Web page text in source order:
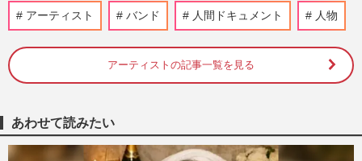
【独自】人気バンド『フォーリミ』のギタ
ー・RYU-TAが極秘結婚&パパになってい
2026/7/10
BUCK-TICK櫻井敦司さんがブチギレた
夜、“伝説のロックバー”店主が…
『週刊女性』編集部
アーティスト バンド 人間ドキュメント 人物
アーティストの記事一覧を見る
あわせて読みたい